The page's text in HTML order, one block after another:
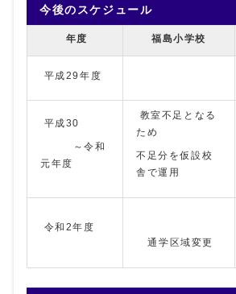
今後のスケジュール
年度 福島小学校
平成29年度
平成30
～令和
元年度
教室不足となる
ため
不足分を仮設校
舎で運用
令和2年度
通学区域変更